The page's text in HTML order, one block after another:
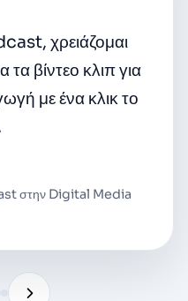
χρειάζομαι
βίντεο κλιπ για
με ένα κλικ το
στην Digital Media